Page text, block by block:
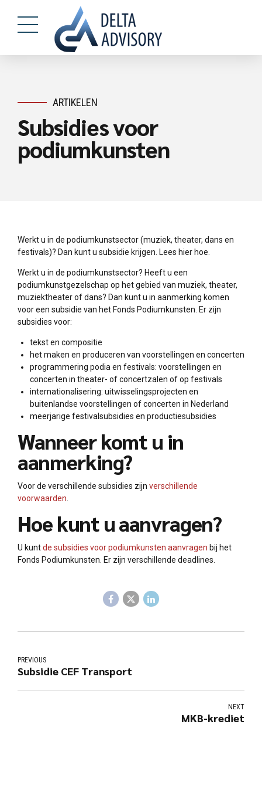
ARTIKELEN
Subsidies voor
podiumkunsten
Werkt u in de podiumkunstsector (muziek, theater, dans en
festivals)? Dan kunt u subsidie krijgen. Lees hier hoe.
Werkt u in de podiumkunstsector? Heeft u een
podiumkunstgezelschap op het gebied van muziek, theater,
muziektheater of dans? Dan kunt u in aanmerking komen
voor een subsidie van het Fonds Podiumkunsten. Er zijn
subsidies voor:
tekst en compositie
het maken en produceren van voorstellingen en concerten
programmering podia en festivals: voorstellingen en
concerten in theater- of concertzalen of op festivals
internationalisering: uitwisselingsprojecten en
buitenlandse voorstellingen of concerten in Nederland
meerjarige festivalsubsidies en productiesubsidies
Wanneer komt u in
aanmerking?
Voor de verschillende subsidies zijn verschillende
voorwaarden
Hoe kunt u aanvragen?
U kuntde subsidies voor podiumkunsten aanvragen bij het
Fonds Podiumkunsten. Er zijn verschillende deadlines.
PREVIOUS
Subsidie CEF Transport
NEXT
MKB-krediet